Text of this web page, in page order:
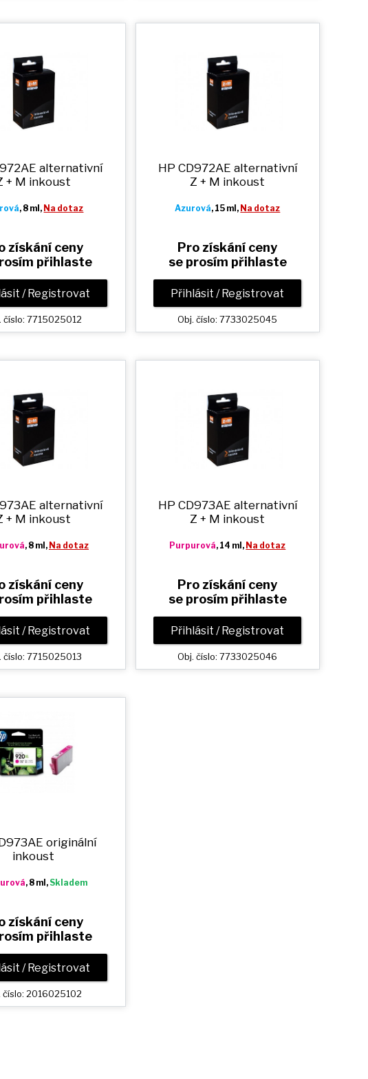
alternativní
+ M inkoust
, 8 ml, Na dotaz
získání ceny
přihlaste
/ Registrovat
číslo: 7715025012
HP CD972AE alternativní
Z + M inkoust
Azurová, 15 ml, Na dotaz
Pro získání ceny
se prosím přihlaste
Přihlásit / Registrovat
Obj. číslo: 7733025045
alternativní
+ M inkoust
, 8 ml, Na dotaz
získání ceny
přihlaste
/ Registrovat
číslo: 7715025013
HP CD973AE alternativní
Z + M inkoust
Purpurová, 14 ml, Na dotaz
Pro získání ceny
se prosím přihlaste
Přihlásit / Registrovat
Obj. číslo: 7733025046
originální
inkoust
, 8 ml,Skladem
získání ceny
přihlaste
/ Registrovat
číslo: 2016025102